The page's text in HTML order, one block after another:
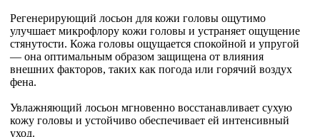
Регенерирующий лосьон для кожи головы ощутимо
улучшает микрофлору кожи головы и устраняет ощущение
стянутости. Кожа головы ощущается спокойной и упругой
— она оптимальным образом защищена от влияния
внешних факторов, таких как погода или горячий воздух
фена.
Увлажняющий лосьон мгновенно восстанавливает сухую
кожу головы и устойчиво обеспечивает ей интенсивный
уход.